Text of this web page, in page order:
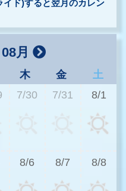
イド)すると翌月のカレン
月
木 金
土
7/30 7/31 8/1
8/6 8/7 8/8